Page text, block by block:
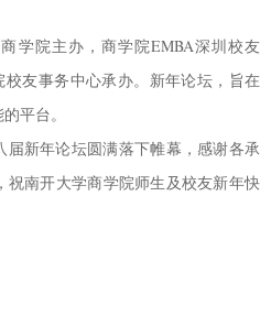
学院主办，商学院EMBA深圳校友
校友事务中心承办。新年论坛，旨在
平台。
届新年论坛圆满落下帷幕，感谢各承
祝南开大学商学院师生及校友新年快